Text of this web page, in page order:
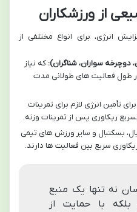
از ورزشکاران
انرژی، برای انواع مختلفی از
دوچرخه سواران، شناگران): که نیاز
در طول فعالیت های طولانی مدت
برای تأمین انرژی لازم برای تمرینات
ریکاوری پس از تمرینات وزنه.
بسکتبال و سایر ورزش های تیمی
سریع بین فعالیت ها دارند.
سان نه تنها یک منبع
بلکه با حمایت از